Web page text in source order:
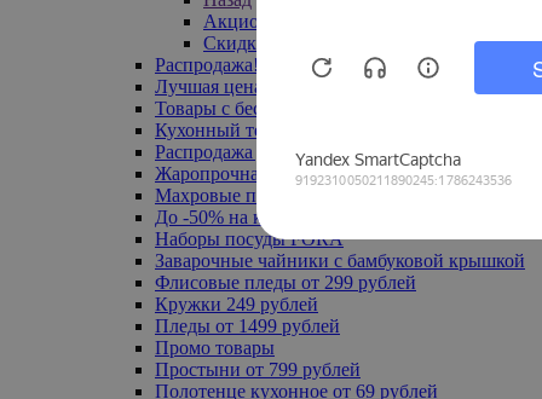
Акционные товары
Скидка 20% по промокоду
Распродажа! Ульяновск до -70%
Лучшая цена
Товары с бесплатной доставкой
Кухонный текстиль
Распродажа до -50%
Жаропрочная посуда
Махровые полотенца
До -50% на ковры
Наборы посуды FORA
Заварочные чайники с бамбуковой крышкой
Флисовые пледы от 299 рублей
Кружки 249 рублей
Пледы от 1499 рублей
Промо товары
Простыни от 799 рублей
Полотенце кухонное от 69 рублей